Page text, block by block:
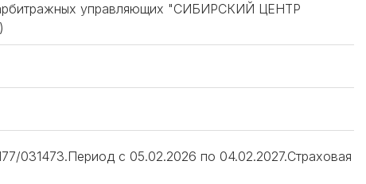
арбитражных управляющих "СИБИРСКИЙ ЦЕНТР
с 05.02.2026 по 04.02.2027.Страховая